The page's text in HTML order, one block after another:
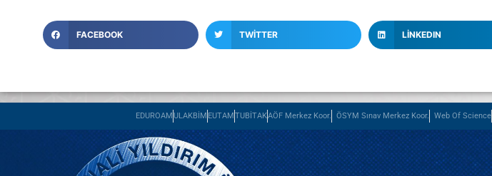
FACEBOOK TWITTER LINKEDIN
EDUROAMULAKBİM EUTAMTUBİTAKAÖF Merkez Koor. ÖSYM Sınav Merkez Koor. Web Of Science